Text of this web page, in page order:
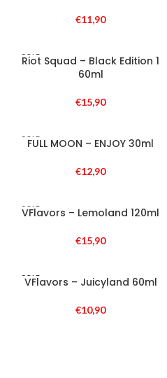
€11,90
SOLD
OUT
Riot Squad – Black Edition 1
60ml
€15,90
SOLD
OUT
FULL MOON – ENJOY 30ml
€12,90
SOLD
OUT
VFlavors – Lemoland 120ml
€15,90
SOLD
OUT
VFlavors – Juicyland 60ml
€10,90